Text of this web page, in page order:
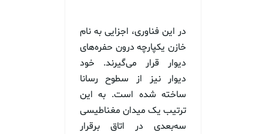
در این فناوری، اجزایی به نام
خازن یکپارچه درون حفره‌های
دیوار قرار می‌گیرند. خود
دیوار نیز از سطوح رسانا
ساخته شده است. به این
ترتیب یک میدان مغناطیسی
سه‌بعدی در اتاق برقرار